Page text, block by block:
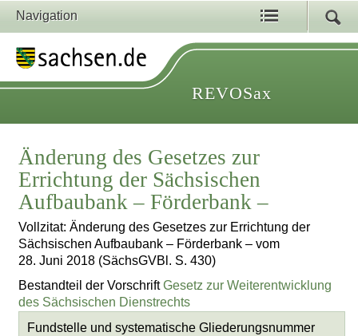
Navigation
REVOSax
Änderung des Gesetzes zur
Errichtung der Sächsischen
Aufbaubank – Förderbank –
Vollzitat: Änderung des Gesetzes zur Errichtung der
Sächsischen Aufbaubank – Förderbank – vom
28. Juni 2018 (SächsGVBl. S. 430)
Bestandteil der VorschriftGesetz zur Weiterentwicklung
des Sächsischen Dienstrechts
Fundstelle und systematische Gliederungsnummer